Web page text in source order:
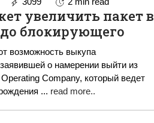
увеличить пакет в
блокирующего
возможность выкупа
о намерении выйти из
Company, который ведет
... read more..